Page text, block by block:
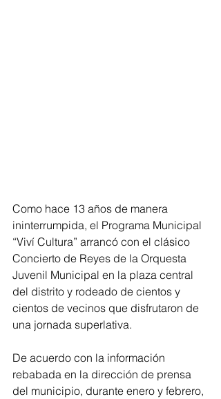
Como hace 13 años de manera
ininterrumpida, el Programa Municipal
“Viví Cultura” arrancó con el clásico
Concierto de Reyes de la Orquesta
Juvenil Municipal en la plaza central
del distrito y rodeado de cientos y
cientos de vecinos que disfrutaron de
una jornada superlativa.
De acuerdo con la información
rebabada en la dirección de prensa
del municipio, durante enero y febrero,